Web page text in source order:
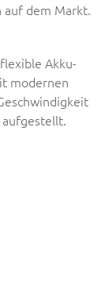
auf dem Markt.
Akku-
modernen